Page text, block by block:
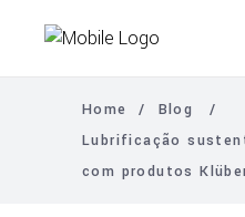
Home / Blog
/
Lubrificação
com produtos